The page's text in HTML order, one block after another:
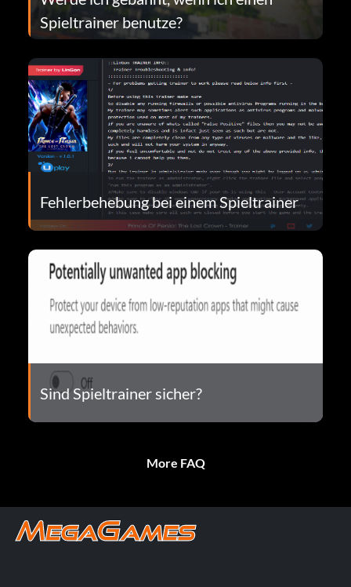
Spieltrainer benutze?
Fehlerbehebung bei einem Spieltrainer
Sind Spieltrainer sicher?
More FAQ